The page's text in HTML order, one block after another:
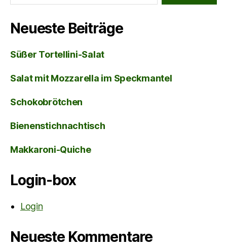
Neueste Beiträge
Süßer Tortellini-Salat
Salat mit Mozzarella im Speckmantel
Schokobrötchen
Bienenstichnachtisch
Makkaroni-Quiche
Login-box
Login
Neueste Kommentare